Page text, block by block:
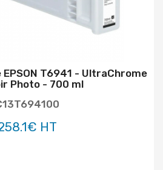
T6941 - UltraChrome
Photo - 700 ml
HT